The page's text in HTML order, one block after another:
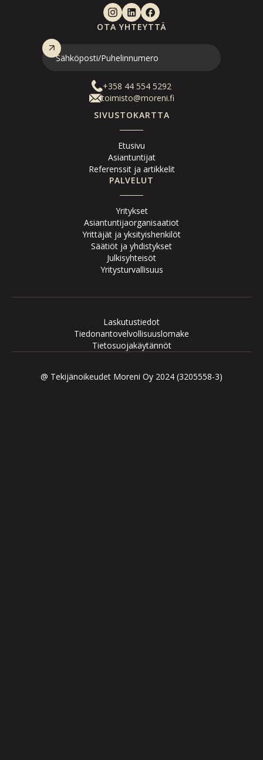
SIVUSTOKARTTA
Etusivu
Asiantuntijat
Referenssit ja artikkelit
PALVELUT
Yritykset
Asiantuntijaorganisaatiot
Yrittäjät ja yksityishenkilöt
Säätiöt ja yhdistykset
Julkisyhteisöt
Yritysturvallisuus
OTA YHTEYTTÄ
+358 44 554 5292
toimisto@moreni.fi
Laskutustiedot
Tiedonantovelvollisuuslomake
Tietosuojakäytännöt
@ Tekijänoikeudet Moreni Oy 2024 (3205558-3)